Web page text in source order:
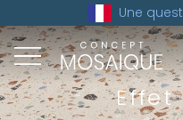
Une
Effet